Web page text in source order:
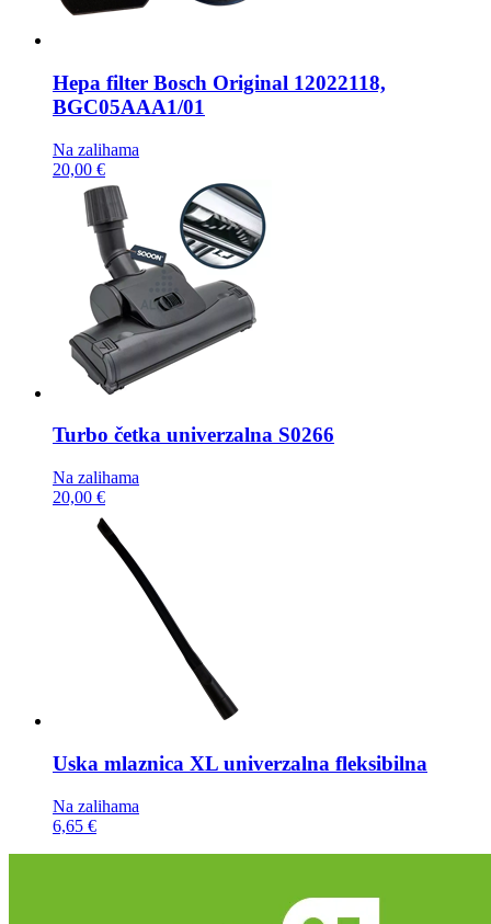
Hepa filter Bosch Original 12022118,
BGC05AAA1/01
Na zalihama
20,00 €
Turbo četka univerzalna S0266
Na zalihama
20,00 €
Uska mlaznica XL univerzalna fleksibilna
Na zalihama
6,65 €